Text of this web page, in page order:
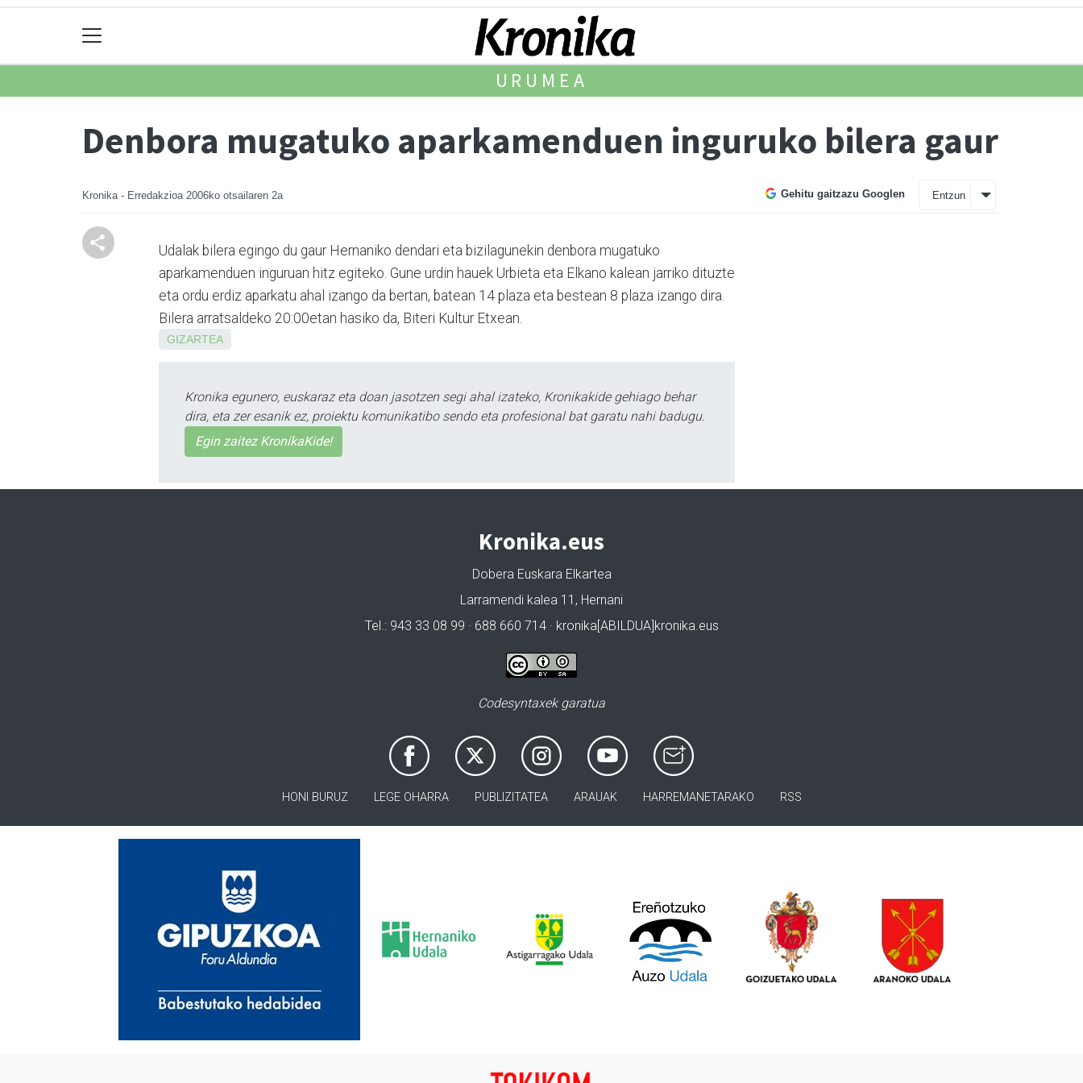
URUMEA
Denbora mugatuko aparkamenduen inguruko bilera gaur
Kronika - Erredakzioa 2006ko otsailaren 2a Gehitu gaitzazu Googlen Entzun
Udalak bilera egingo du gaur Hernaniko dendari eta bizilagunekin denbora mugatuko
aparkamenduen inguruan hitz egiteko. Gune urdin hauek Urbieta eta Elkano kalean jarriko dituzte
eta ordu erdiz aparkatu ahal izango da bertan, batean 14 plaza eta bestean 8 plaza izango dira.
Bilera arratsaldeko 20:00etan hasiko da, Biteri Kultur Etxean.
GIZARTEA
Kronika egunero, euskaraz eta doan jasotzen segi ahal izateko, Kronikakide gehiago behar
dira, eta zer esanik ez, proiektu komunikatibo sendo eta profesional bat garatu nahi badugu.
Egin zaitez KronikaKide!
Kronika.eus
Dobera Euskara Elkartea
Larramendi kalea 11, Hernani
Tel.: 943 33 08 99 · 688 660 714 · kronika[ABILDUA]kronika.eus
Codesyntaxek garatua
HONI BURUZ LEGE OHARRA PUBLIZITATEA ARAUAK HARREMANETARAKO RSS